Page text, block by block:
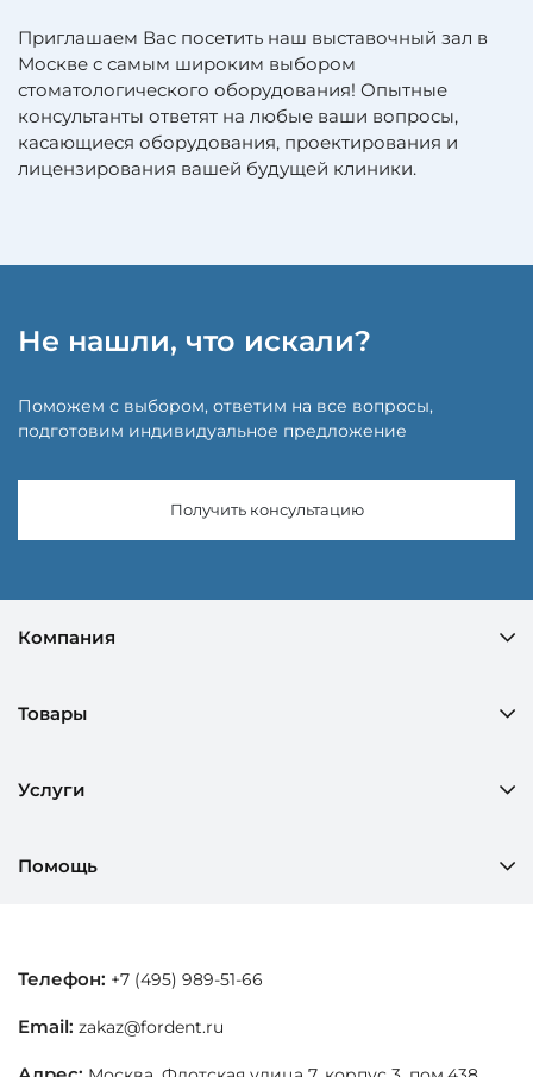
Приглашаем Вас посетить наш выставочный зал в
Москве с самым широким выбором
стоматологического оборудования! Опытные
консультанты ответят на любые ваши вопросы,
касающиеся оборудования, проектирования и
лицензирования вашей будущей клиники.
Не нашли, что искали?
Поможем с выбором, ответим на все вопросы,
подготовим индивидуальное предложение
Получить консультацию
Компания
Товары
Услуги
Помощь
Телефон: +7 (495) 989-51-66
Email: zakaz@fordent.ru